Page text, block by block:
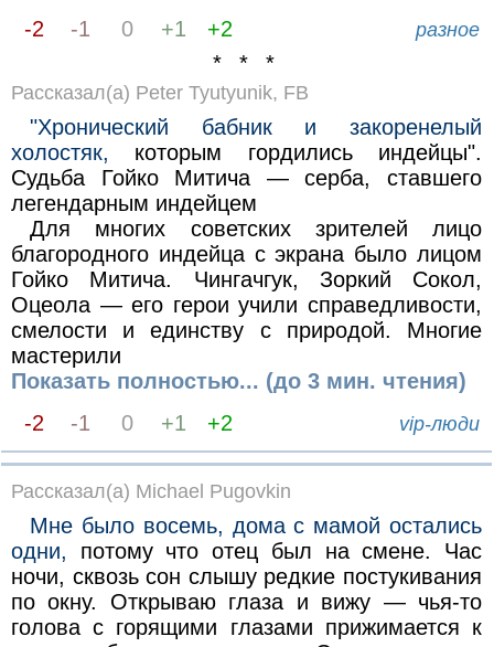
-2
-1 0 +1 +2 разное
* * *
Рассказал(а) Peter Tyutyunik, FB
"Хронический бабник и закоренелый
холостяк, которым гордились индейцы".
Судьба Гойко Митича — серба, ставшего
легендарным индейцем
Для многих советских зрителей лицо
благородного индейца с экрана было лицом
Гойко Митича. Чингачгук, Зоркий Сокол,
Оцеола — его герои учили справедливости,
смелости и единству с природой. Многие
мастерили
Показать полностью... (до 3 мин. чтения)
-2
-1 0 +1 +2 vip-люди
Рассказал(а) Michael Pugovkin
Мне было восемь, дома с мамой остались
одни, потому что отец был на смене. Час
ночи, сквозь сон слышу редкие постукивания
по окну. Открываю глаза и вижу — чья-то
голова с горящими глазами прижимается к